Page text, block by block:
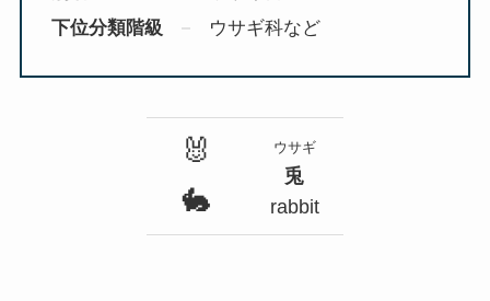
下位分類階級
ウサギ科など
🐰
🐇
ウサギ
兎
rabbit